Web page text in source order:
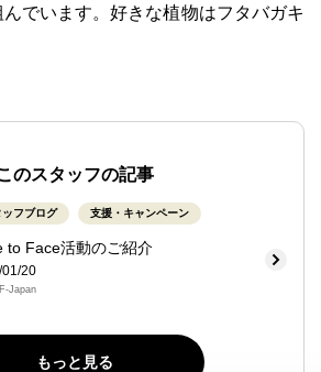
でいます。好きな植物はフタバガキ
のスタッフの記事
ッフブログ 支援・キャンペーン
to Face活動のご紹介
20
Japan
もっと見る